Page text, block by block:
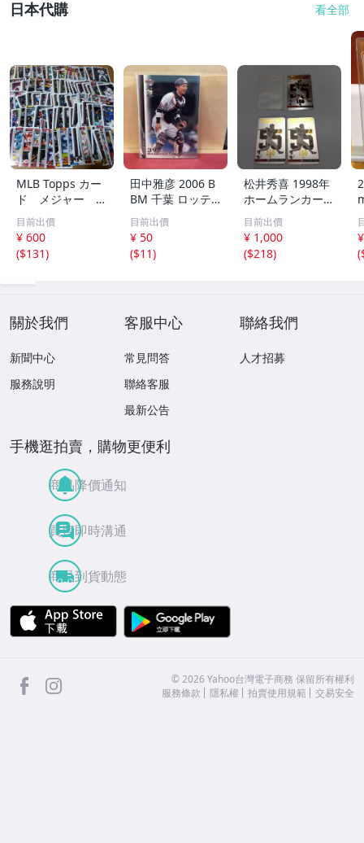
日本代購 看全部
MLB Topps カー
ド メジャー 1
00枚 2
目前出價
¥ 600
($131)
田中雅彦 2006 B
BM 千葉 ロッテ
マリーンズ トレ
カ プロ野球 カー
ド M37 スポーツ
アスリート トレ
目前出價
¥ 50
($11)
松井秀喜 1998年
ホームランカード
150号 記念カード
3枚セット 読売ジ
ャイアンツ 日本
テレビ 劇空間プ
目前出價
¥ 1,000
($218)
(
關於我們
新聞中心
服務說明
客服中心
常見問答
聯絡客服
最新公告
聯絡我們
人才招募
手機逛拍賣，購物更便利
商品降價通知
買賣即時溝通
商品到貨動態
APP Store
facebook ©2026 Yahoo台灣電子商務 保留所有權利
服務條款
隱私權 拍賣使用規範 交易安全